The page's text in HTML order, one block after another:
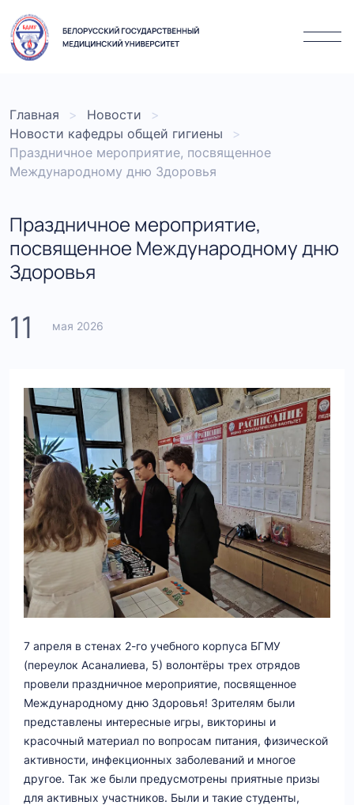
Главная
Новости
Новости кафедры общей гигиены
Праздничное мероприятие, посвященное
Международному дню Здоровья
Праздничное мероприятие,
посвященное Международному дню
Здоровья
11 мая 2026
7 апреля в стенах 2-го учебного корпуса БГМУ
(переулок Асаналиева, 5) волонтёры трех отрядов
провели праздничное мероприятие, посвященное
Международному дню Здоровья! Зрителям были
представлены интересные игры, викторины и
красочный материал по вопросам питания, физической
активности, инфекционных заболеваний и многое
другое. Так же были предусмотрены приятные призы
для активных участников. Были и такие студенты,